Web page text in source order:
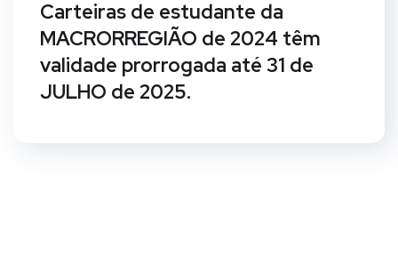
Carteiras de estudante da
MACRORREGIÃO de 2024 têm
validade prorrogada até 31 de
JULHO de 2025.